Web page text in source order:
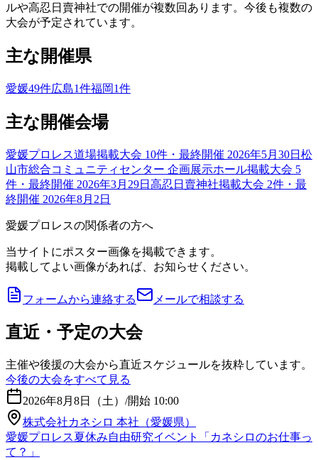
ルや高忍日賣神社での開催が複数回あります。今後も複数の
大会が予定されています。
主な開催県
愛媛49件広島1件福岡1件
主な開催会場
愛媛プロレス道場掲載大会 10件 ・最終開催 2026年5月30日 松
山市総合コミュニティセンター 企画展示ホール掲載大会 5
件 ・最終開催 2026年3月29日 高忍日賣神社掲載大会 2件 ・最
終開催 2026年8月2日
愛媛プロレスの関係者の方へ
当サイトにポスター画像を掲載できます。
掲載してよい画像があれば、お知らせください。
フォームから連絡する メールで相談する
直近・予定の大会
主催や後援の大会から直近スケジュールを抜粋しています。
今後の大会をすべて見る
2026年8月8日（土） /開始 10:00
株式会社カネシロ 本社（愛媛県）
愛媛プロレス夏休み自由研究イベント「カネシロのお仕事っ
て？」